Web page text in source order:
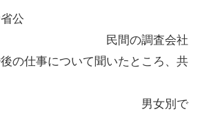
公
会社
の仕事について聞いたところ、共
別で